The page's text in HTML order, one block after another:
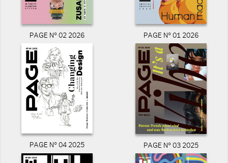
PAGE N° 02 2026 PAGE N° 01 2026
PAGE N° 04 2025 PAGE N° 03 2025